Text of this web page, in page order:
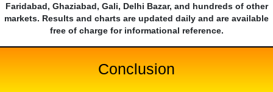
Faridabad, Ghaziabad, Gali, Delhi Bazar, and hundreds of other
markets. Results and charts are updated daily and are available
free of charge for informational reference.
Conclusion